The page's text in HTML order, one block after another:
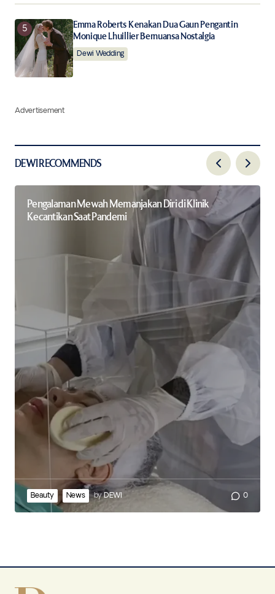
Emma Roberts Kenakan Dua Gaun Pengantin
Monique Lhuillier Bernuansa Nostalgia
Dewi Wedding
Advertisement
DEWI RECOMMENDS
Pengalaman Mewah Memanjakan Diri di Klinik
Kecantikan Saat Pandemi
Beauty News byDEWI 0